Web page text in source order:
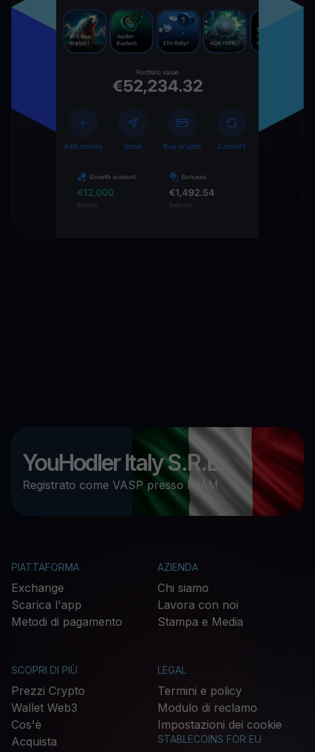
YouHodler Italy S.R.L.
Registrato come VASP presso l’OAM
PIATTAFORMA
Exchange
Scarica l'app
Metodi di pagamento
AZIENDA
Chi siamo
Lavora con noi
Stampa e Media
SCOPRI DI PIÙ
Prezzi Crypto
Wallet Web3
Cos'è
Acquista
LEGAL
Termini e policy
Modulo di reclamo
Impostazioni dei cookie
STABLECOINS FOR EU